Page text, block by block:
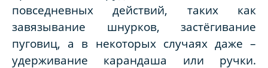
повседневных действий, таких как
завязывание шнурков, застёгивание
пуговиц, а в некоторых случаях даже –
удерживание карандаша или ручки.